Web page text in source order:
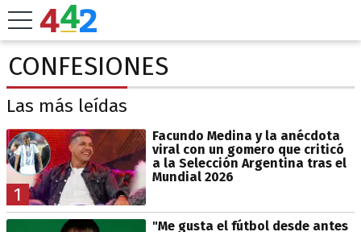
CONFESIONES
Las más leídas
1
Facundo Medina y la anécdota
viral con un gomero que criticó
a la Selección Argentina tras el
Mundial 2026
"Me gusta el fútbol desde antes